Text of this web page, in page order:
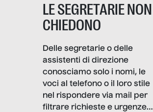
LE SEGRETARIE NON
CHIEDONO
Delle segretarie o delle
assistenti di direzione
conosciamo solo i nomi, le
voci al telefono o il loro stile
nel rispondere via mail per
filtrare richieste e urgenze. I